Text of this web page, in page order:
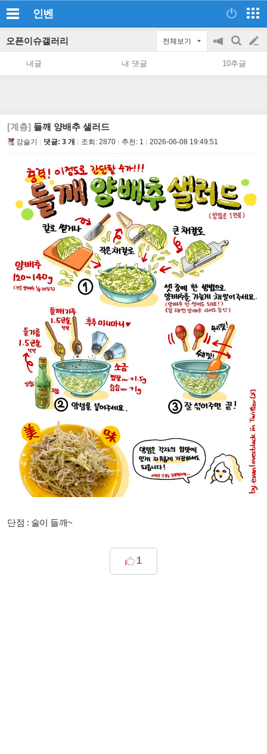
인벤
오픈이슈갤러리 전체보기
공
지
on/off
검
색
글
쓰
내글 내 댓글 10추글
[계층] 들깨 양배추 샐러드
강슬기 댓글: 3 개 조회: 2870 추천: 1 2026-06-08 19:49:51
단점 : 술이 들깨~
1